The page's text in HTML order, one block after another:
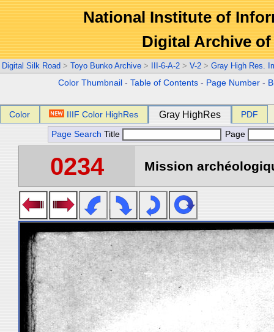
National Institute of
Digital Archive
Digital Silk Road > Toyo Bunko Archive > III-6-A-2 > V-2 > Gray High Res.
Color Thumbnail -Table of Contents - Page Number -
Color IIIF Color HighRes Gray HighRes PDF
Page Search Title Page
0234 Mission